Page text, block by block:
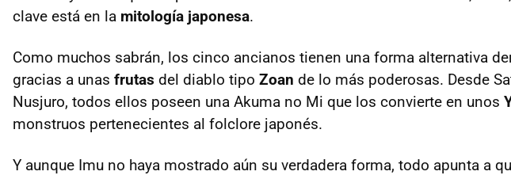
clave está en la mitología japonesa.
Como muchos sabrán, los cinco ancianos tienen una forma alternativa
gracias a unas frutas del diablo tipo Zoan de lo más poderosas. Desde
Nusjuro, todos ellos poseen una Akuma no Mi que los convierte en unos
monstruos pertenecientes al folclore japonés.
Y aunque Imu no haya mostrado aún su verdadera forma, todo apunta a